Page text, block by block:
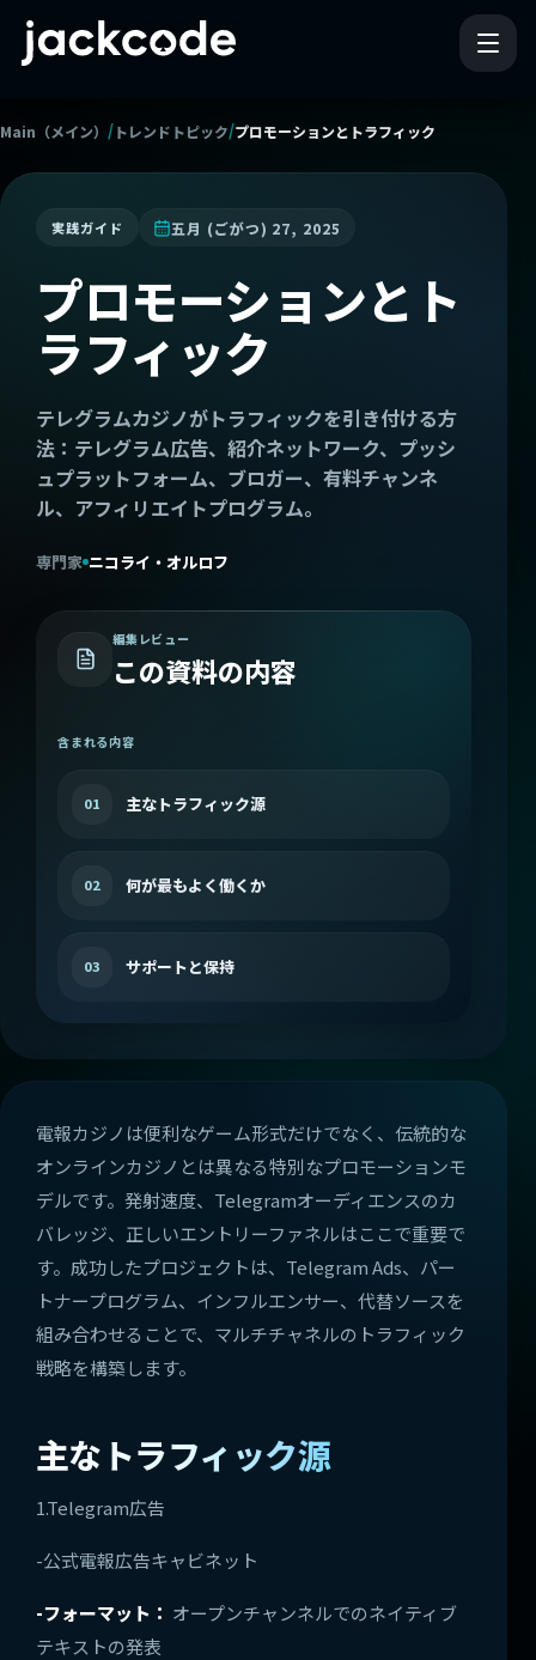
Main（メイン） /トレンドトピック/プロモーションとトラフィック
実践ガイド 五月 (ごがつ) 27, 2025
プロモーションとト
ラフィック
テレグラムカジノがトラフィックを引き付ける方
法：テレグラム広告、紹介ネットワーク、プッシ
ュプラットフォーム、ブロガー、有料チャンネ
ル、アフィリエイトプログラム。
専門家 ニコライ・オルロフ
編集レビュー
この資料の内容
含まれる内容
01 主なトラフィック源
02 何が最もよく働くか
03 サポートと保持
電報カジノは便利なゲーム形式だけでなく、伝統的な
オンラインカジノとは異なる特別なプロモーションモ
デルです。発射速度、Telegramオーディエンスのカ
バレッジ、正しいエントリーファネルはここで重要で
す。成功したプロジェクトは、Telegram Ads、パー
トナープログラム、インフルエンサー、代替ソースを
組み合わせることで、マルチチャネルのトラフィック
戦略を構築します。
主なトラフィック源
1.Telegram広告
-公式電報広告キャビネット
-フォーマット： オープンチャンネルでのネイティブ
テキストの発表